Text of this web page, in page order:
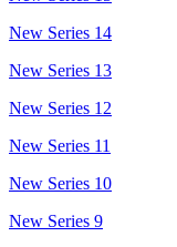
New Series 14
New Series 13
New Series 12
New Series 11
New Series 10
New Series 9